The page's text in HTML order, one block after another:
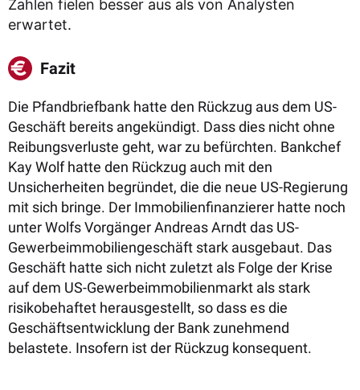
Zahlen fielen besser aus als von Analysten
erwartet.
Fazit
Die Pfandbriefbank hatte den Rückzug aus dem US-
Geschäft bereits angekündigt. Dass dies nicht ohne
Reibungsverluste geht, war zu befürchten. Bankchef
Kay Wolf hatte den Rückzug auch mit den
Unsicherheiten begründet, die die neue US-Regierung
mit sich bringe. Der Immobilienfinanzierer hatte noch
unter Wolfs Vorgänger Andreas Arndt das US-
Gewerbeimmobiliengeschäft stark ausgebaut. Das
Geschäft hatte sich nicht zuletzt als Folge der Krise
auf dem US-Gewerbeimmobilienmarkt als stark
risikobehaftet herausgestellt, so dass es die
Geschäftsentwicklung der Bank zunehmend
belastete. Insofern ist der Rückzug konsequent.